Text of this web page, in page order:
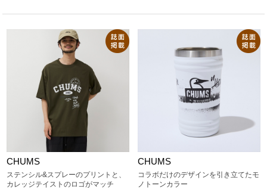
CHUMS
ステンシル&スプレーのプリントと、
カレッジテイストのロゴがマッチ
CHUMS
コラボだけのデザインを引き立てたモ
ノトーンカラー